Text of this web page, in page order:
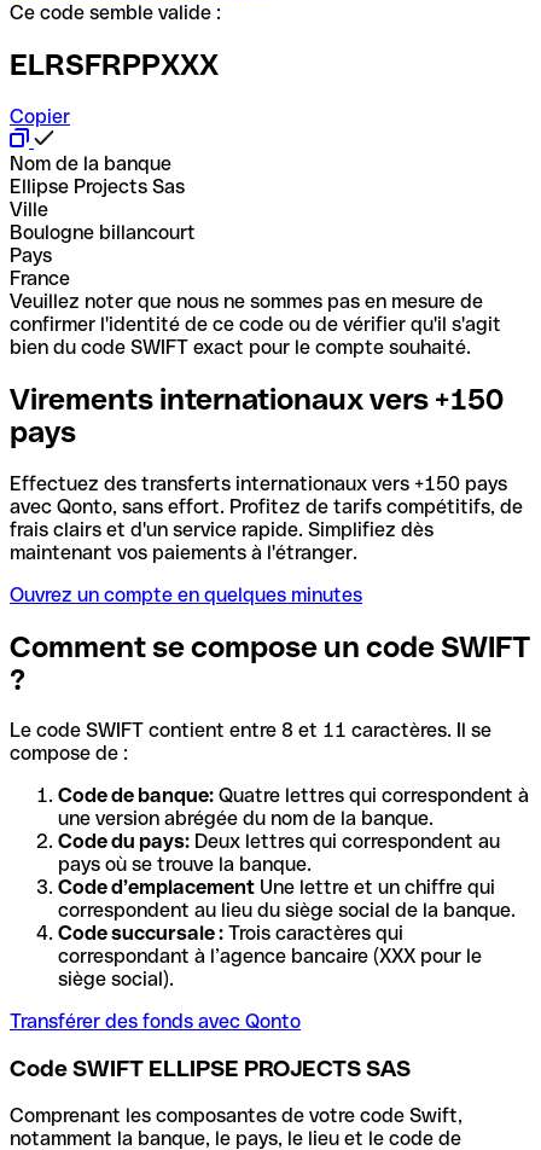
Ce code semble valide :
ELRSFRPPXXX
Copier
Nom de la banque
Ellipse Projects Sas
Ville
Boulogne billancourt
Pays
France
Veuillez noter que nous ne sommes pas en mesure de
confirmer l'identité de ce code ou de vérifier qu'il s'agit
bien du code SWIFT exact pour le compte souhaité.
Virements internationaux vers +150
pays
Effectuez des transferts internationaux vers +150 pays
avec Qonto, sans effort. Profitez de tarifs compétitifs, de
frais clairs et d'un service rapide. Simplifiez dès
maintenant vos paiements à l'étranger.
Ouvrez un compte en quelques minutes
Comment se compose un code SWIFT
?
Le code SWIFT contient entre 8 et 11 caractères. Il se
compose de :
Code de banque: Quatre lettres qui correspondent à
une version abrégée du nom de la banque.
Code du pays: Deux lettres qui correspondent au
pays où se trouve la banque.
Code d’emplacement Une lettre et un chiffre qui
correspondent au lieu du siège social de la banque.
Code succursale : Trois caractères qui
correspondant à l’agence bancaire (XXX pour le
siège social).
Transférer des fonds avec Qonto
Code SWIFT ELLIPSE PROJECTS SAS
Comprenant les composantes de votre code Swift,
notamment la banque, le pays, le lieu et le code de